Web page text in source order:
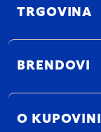
TRGOVINA
BRENDOVI
O KUPOVINI